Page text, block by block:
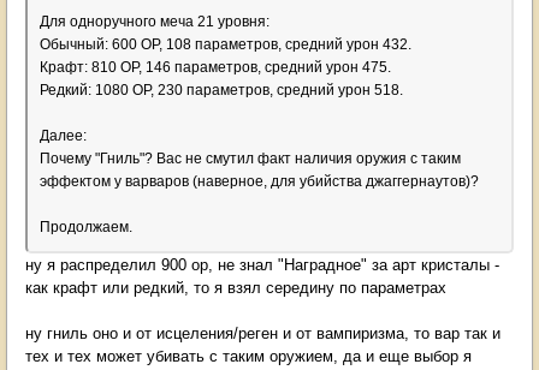
Для одноручного меча 21 уровня:
Обычный: 600 ОР, 108 параметров, средний урон 432.
Крафт: 810 ОР, 146 параметров, средний урон 475.
Редкий: 1080 ОР, 230 параметров, средний урон 518.
Далее:
Почему "Гниль"? Вас не смутил факт наличия оружия с таким
эффектом у варваров (наверное, для убийства джаггернаутов)?
Продолжаем.
ну я распределил 900 ор, не знал "Наградное" за арт кристалы -
как крафт или редкий, то я взял середину по параметрах
ну гниль оно и от исцеления/реген и от вампиризма, то вар так и
тех и тех может убивать с таким оружием, да и еще выбор я